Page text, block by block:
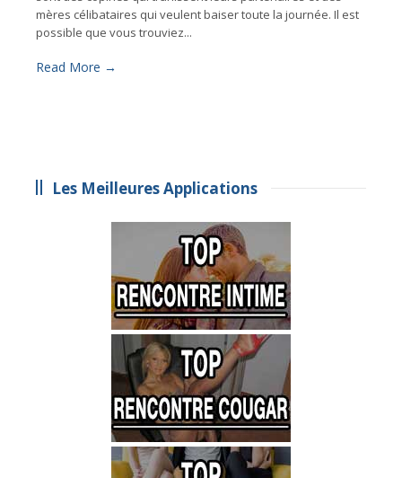
mères célibataires qui veulent baiser toute la journée. Il est
possible que vous trouviez...
Read More →
Les Meilleures Applications